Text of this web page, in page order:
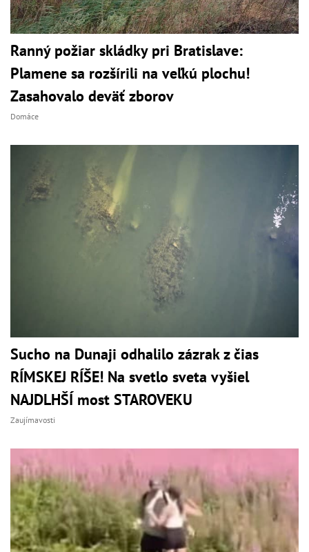
Ranný požiar skládky pri Bratislave:
Plamene sa rozšírili na veľkú plochu!
Zasahovalo deväť zborov
Domáce
Sucho na Dunaji odhalilo zázrak z čias
RÍMSKEJ RÍŠE! Na svetlo sveta vyšiel
NAJDLHŠÍ most STAROVEKU
Zaujímavosti